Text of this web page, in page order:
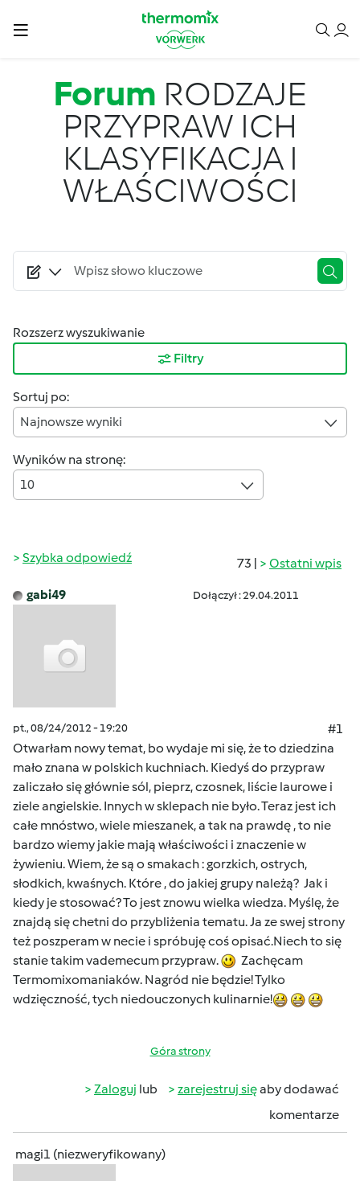
Forum RODZAJE
PRZYPRAW ICH
KLASYFIKACJA I
WŁAŚCIWOŚCI
Rozszerz wyszukiwanie
Filtry
Sortuj po:
Najnowsze wyniki
Wyników na stronę:
10
73 | Ostatni wpis
Szybka odpowiedź
gabi49 Dołączył : 29.04.2011
pt., 08/24/2012 - 19:20
#1
Otwarłam nowy temat, bo wydaje mi się, że to dziedzina
mało znana w polskich kuchniach. Kiedyś do przypraw
zaliczało się głównie sól, pieprz, czosnek, liście laurowe i
ziele angielskie. Innych w sklepach nie było. Teraz jest ich
całe mnóstwo, wiele mieszanek, a tak na prawdę , to nie
bardzo wiemy jakie mają właściwości i znaczenie w
żywieniu. Wiem, że są o smakach : gorzkich, ostrych,
słodkich, kwaśnych. Które , do jakiej grupy należą? Jak i
kiedy je stosować? To jest znowu wielka wiedza. Myślę, że
znajdą się chetni do przybliżenia tematu. Ja ze swej strony
też poszperam w necie i spróbuję coś opisać.Niech to się
stanie takim vademecum przypraw.
Zachęcam
Termomixomaniaków. Nagród nie będzie! Tylko
wdzięczność, tych niedouczonych kulinarnie!
Góra strony
Zaloguj lub zarejestruj sięaby dodawać
komentarze
magi1 (niezweryfikowany)